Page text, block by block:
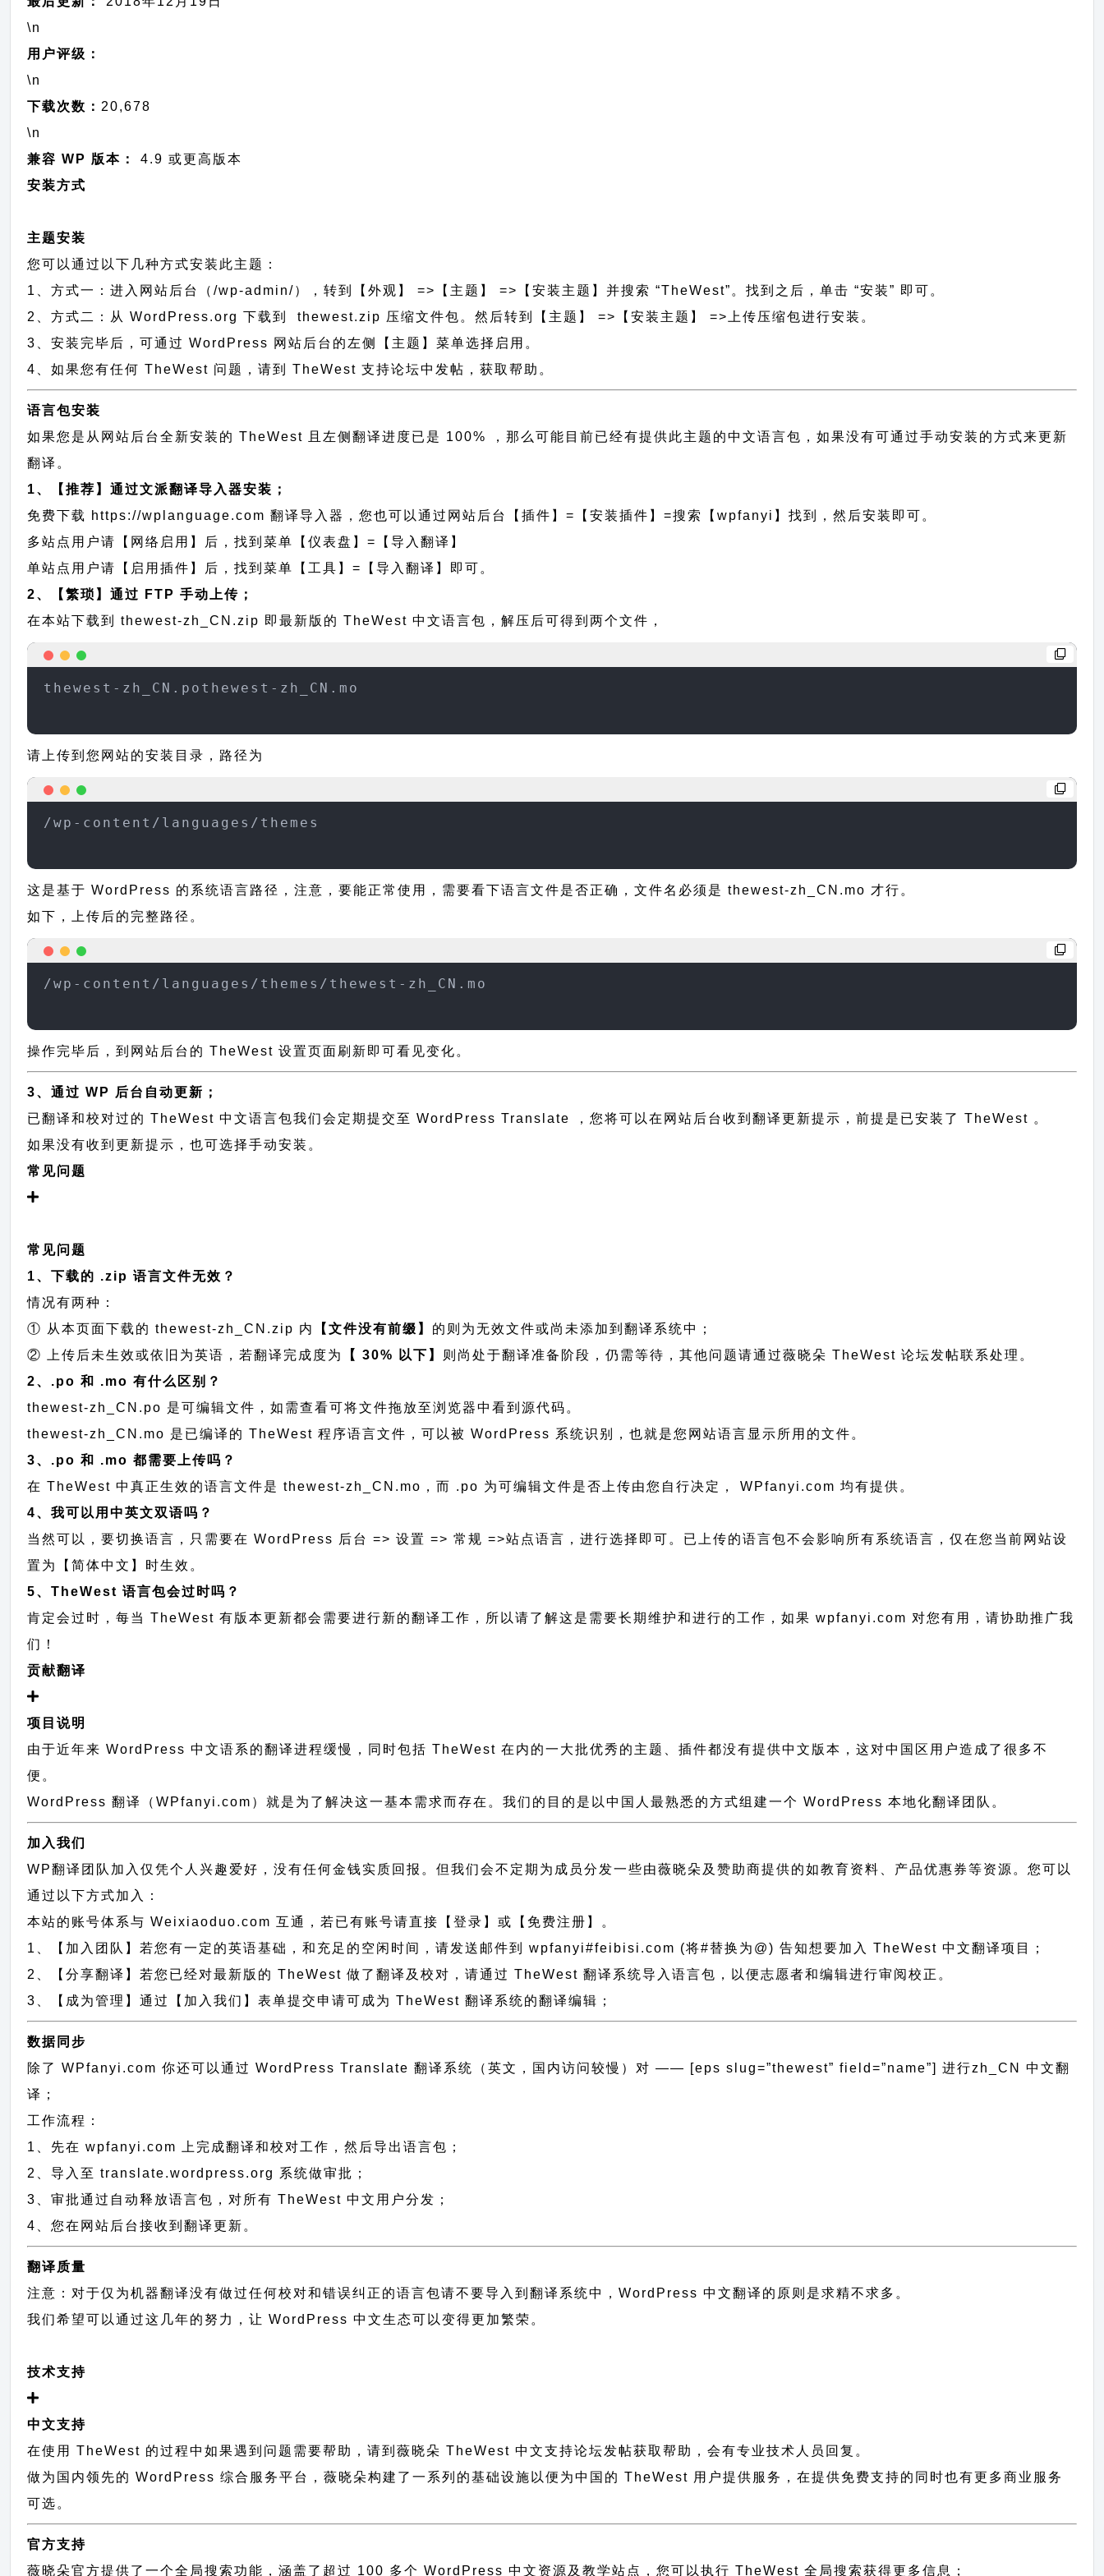
\n
用户评级：
\n
下载次数： 20,678
\n
兼容 WP 版本：
4.9 或更高版本
安装方式
主题安装
您可以通过以下几种方式安装此主题：
1、方式一：进入网站后台（/wp-admin/），转到【外观】 =>【主题】 =>【安装主题】并搜索 “TheWest”。找到之后，单击 “安装” 即可。
2、方式二：从 WordPress.org 下载到 thewest.zip 压缩文件包。然后转到【主题】 =>【安装主题】 =>上传压缩包进行安装。
3、安装完毕后，可通过 WordPress 网站后台的左侧【主题】菜单选择启用。
4、如果您有任何 TheWest 问题，请到 TheWest 支持论坛中发帖，获取帮助。
语言包安装
如果您是从网站后台全新安装的 TheWest 且左侧翻译进度已是 100% ，那么可能目前已经有提供此主题的中文语言包，如果没有可通过手动安装的方式来更新
翻译。
1、【推荐】通过文派翻译导入器安装；
免费下载 https://wplanguage.com 翻译导入器，您也可以通过网站后台【插件】=【安装插件】=搜索【wpfanyi】找到，然后安装即可。
多站点用户请【网络启用】后，找到菜单【仪表盘】=【导入翻译】
单站点用户请【启用插件】后，找到菜单【工具】=【导入翻译】即可。
2、【繁琐】通过 FTP 手动上传；
在本站下载到thewest-zh_CN.zip 即最新版的 TheWest 中文语言包，解压后可得到两个文件，
thewest-zh_CN.pothewest-zh_CN.mo
请上传到您网站的安装目录，路径为
/wp-content/languages/themes
这是基于 WordPress 的系统语言路径，注意，要能正常使用，需要看下语言文件是否正确，文件名必须是 thewest-zh_CN.mo 才行。
如下，上传后的完整路径。
/wp-content/languages/themes/thewest-zh_CN.mo
操作完毕后，到网站后台的 TheWest 设置页面刷新即可看见变化。
3、通过 WP 后台自动更新；
已翻译和校对过的 TheWest 中文语言包我们会定期提交至 WordPress Translate ，您将可以在网站后台收到翻译更新提示，前提是已安装了 TheWest 。
如果没有收到更新提示，也可选择手动安装。
常见问题
常见问题
1、下载的 .zip 语言文件无效？
情况有两种：
① 从本页面下载的 thewest-zh_CN.zip 内
【文件没有前缀】 的则为无效文件或尚未添加到翻译系统中；
② 上传后未生效或依旧为英语，若翻译完成度为
【 30% 以下】 则尚处于翻译准备阶段，仍需等待，其他问题请通过薇晓朵 TheWest 论坛发帖联系处理。
2、.po 和 .mo 有什么区别？
thewest-zh_CN.po 是可编辑文件，如需查看可将文件拖放至浏览器中看到源代码。
thewest-zh_CN.mo 是已编译的 TheWest 程序语言文件，可以被 WordPress 系统识别，也就是您网站语言显示所用的文件。
3、.po 和 .mo 都需要上传吗？
在 TheWest 中真正生效的语言文件是 thewest-zh_CN.mo，而 .po 为可编辑文件是否上传由您自行决定， WPfanyi.com 均有提供。
4、我可以用中英文双语吗？
当然可以，要切换语言，只需要在 WordPress 后台 => 设置 => 常规 =>站点语言，进行选择即可。已上传的语言包不会影响所有系统语言，仅在您当前网站设
置为【简体中文】时生效。
5、TheWest 语言包会过时吗？
肯定会过时，每当 TheWest 有版本更新都会需要进行新的翻译工作，所以请了解这是需要长期维护和进行的工作，如果 wpfanyi.com 对您有用，请协助推广我
们！
贡献翻译
项目说明
由于近年来 WordPress 中文语系的翻译进程缓慢，同时包括 TheWest 在内的一大批优秀的主题、插件都没有提供中文版本，这对中国区用户造成了很多不
便。
WordPress 翻译（WPfanyi.com） 就是为了解决这一基本需求而存在。我们的目的是以中国人最熟悉的方式组建一个 WordPress 本地化翻译团队。
加入我们
WP翻译团队加入仅凭个人兴趣爱好，没有任何金钱实质回报。但我们会不定期为成员分发一些由薇晓朵及赞助商提供的如教育资料、产品优惠券等资源。您可以
通过以下方式加入：
本站的账号体系与Weixiaoduo.com 互通，若已有账号请直接【登录】或【免费注册】。
1、【加入团队】若您有一定的英语基础，和充足的空闲时间，请发送邮件到 wpfanyi#feibisi.com (将#替换为@) 告知想要加入 TheWest 中文翻译项目；
2、【分享翻译】若您已经对最新版的 TheWest 做了翻译及校对，请通过 TheWest 翻译系统导入语言包，以便志愿者和编辑进行审阅校正。
3、【成为管理】通过【加入我们】表单提交申请可成为 TheWest 翻译系统的翻译编辑；
数据同步
除了 WPfanyi.com 你还可以通过WordPress Translate 翻译系统（英文，国内访问较慢）对 —— [eps slug=”thewest” field=”name”]进行zh_CN
中文翻
译；
工作流程：
1、先在 wpfanyi.com 上完成翻译和校对工作，然后导出语言包；
2、导入至 translate.wordpress.org 系统做审批；
3、审批通过自动释放语言包，对所有 TheWest 中文用户分发；
4、您在网站后台接收到翻译更新。
翻译质量
注意：对于仅为机器翻译没有做过任何校对和错误纠正的语言包请不要导入到翻译系统中，WordPress 中文翻译的原则 是求精不求多。
我们希望可以通过这几年的努力，让 WordPress 中文生态可以变得更加繁荣。
技术支持
中文支持
在使用 TheWest 的过程中如果遇到问题需要帮助，请到薇晓朵 TheWest 中文支持论坛发帖获取帮助，会有专业技术人员回复。
做为国内领先的 WordPress 综合服务平台，薇晓朵构建了一系列的基础设施以便为中国的 TheWest 用户提供服务，在提供免费支持的同时也有更多商业服务
可选。
官方支持
薇晓朵官方提供了一个全局搜索功能，涵盖了超过 100 多个 WordPress 中文资源及教学站点，您可以执行 TheWest 全局搜索获得更多信息；